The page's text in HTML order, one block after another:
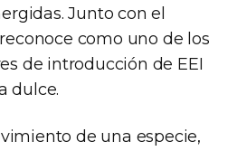
Junto con el
como uno de los
de introducción de EEI
dulce.
de una especie,